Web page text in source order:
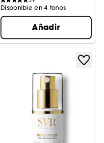
Disponible en 4 tonos
Añadir